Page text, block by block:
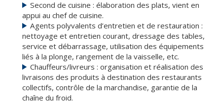
Second de cuisine : élaboration des plats, vient en
appui au chef de cuisine.
Agents polyvalents d’entretien et de restauration :
nettoyage et entretien courant, dressage des tables,
service et débarrassage, utilisation des équipements
liés à la plonge, rangement de la vaisselle, etc.
Chauffeurs/livreurs : organisation et réalisation des
livraisons des produits à destination des restaurants
collectifs, contrôle de la marchandise, garantie de la
chaîne du froid.